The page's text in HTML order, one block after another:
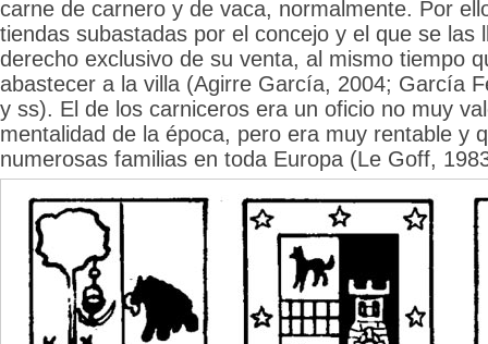
carne de carnero y de vaca, normalmente. Por
tiendas subastadas por el concejo y el que se las
derecho exclusivo de su venta, al mismo tiempo
abastecer a la villa (Agirre García, 2004; García
y ss). El de los carniceros era un oficio no muy
mentalidad de la época, pero era muy rentable y
numerosas familias en toda Europa (Le Goff,